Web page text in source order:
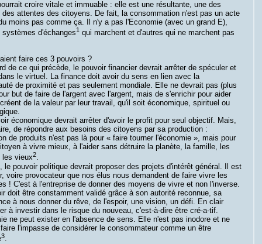
croire vitale et immuable : elle est une résultante, une des
des attentes des citoyens. De fait, la consommation n'est pas un acte
moins pas comme ça. Il n'y a pas l'Economie (avec un grand E),
d'échanges1qui marchent et d'autres qui ne marchent pas
faire ces 3 pouvoirs ?
de ce qui précède, le pouvoir financier devrait arrêter de spéculer et
le virtuel. La finance doit avoir du sens en lien avec la
de proximité et pas seulement mondiale. Elle ne devrait pas (plus
but de faire de l'argent avec l'argent, mais de s'enrichir pour aider
de la valeur par leur travail, qu'il soit économique, spirituel ou
économique devrait arrêter d'avoir le profit pour seul objectif. Mais,
de répondre aux besoins des citoyens par sa production :
de produits n'est pas là pour « faire tourner l'économie », mais pour
à vivre mieux, à l'aider sans détruire la planète, la famille, les
les vieux2.
le pouvoir politique devrait proposer des projets d'intérêt général. Il est
voire provocateur que nos élus nous demandent de faire vivre les
! C'est à l'entreprise de donner des moyens de vivre et non l'inverse.
doit être constamment validé grâce à son autorité reconnue, sa
à nous donner du rêve, de l'espoir, une vision, un défi. En clair
à investir dans le risque du nouveau, c'est-à-dire être cré-a-tif.
ne peut exister en l'absence de sens. Elle n'est pas inodore et ne
l'impasse de considérer le consommateur comme un être
3.